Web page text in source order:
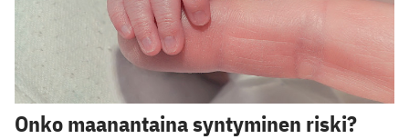
Onko maanantaina syntyminen riski?